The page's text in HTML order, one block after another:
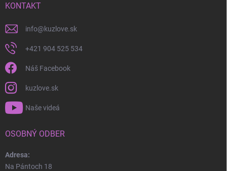
KONTAKT
info@kuzlove.sk
+421 904 525 534
Náš Facebook
kuzlove.sk
Naše videá
OSOBNÝ ODBER
Adresa:
Na Pántoch 18